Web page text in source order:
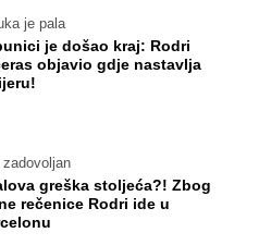
je pala
je došao kraj: Rodri
objavio gdje nastavlja
zadovoljan
greška stoljeća?! Zbog
rečenice Rodri ide u